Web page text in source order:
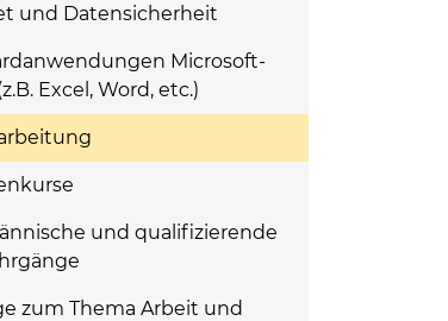
und Datensicherheit
Microsoft-
Excel, Word, etc.)
und qualifizierende
zum Thema Arbeit und